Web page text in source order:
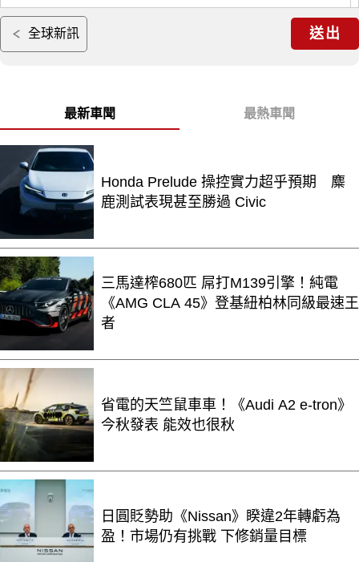
全球新訊 送出
最新車聞 最熱車聞
Honda Prelude 操控實力超乎預期 麋
鹿測試表現甚至勝過 Civic
三馬達榨680匹 屌打M139引擎！純電
《AMG CLA 45》登基紐柏林同級最速王
者
省電的天竺鼠車車！《Audi A2 e-tron》
今秋發表 能效也很秋
日圓貶勢助《Nissan》睽違2年轉虧為
盈！市場仍有挑戰 下修銷量目標